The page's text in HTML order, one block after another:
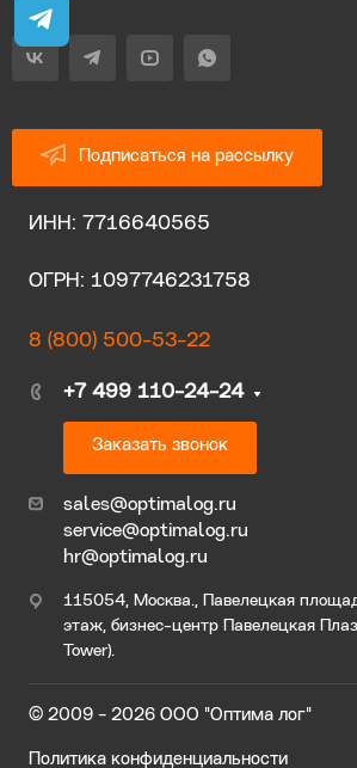
Подписаться на рассылку
ИНН: 7716640565
ОГРН: 1097746231758
8 (800) 500-53-22
+7 499 110-24-24
Заказать звонок
sales@optimalog.ru
service@optimalog.ru
hr@optimalog.ru
115054, Москва., Павелецкая
этаж, бизнес-центр Павелецкая
Tower).
© 2009 - 2026 ООО "Оптима лог"
Политика конфиденциальности